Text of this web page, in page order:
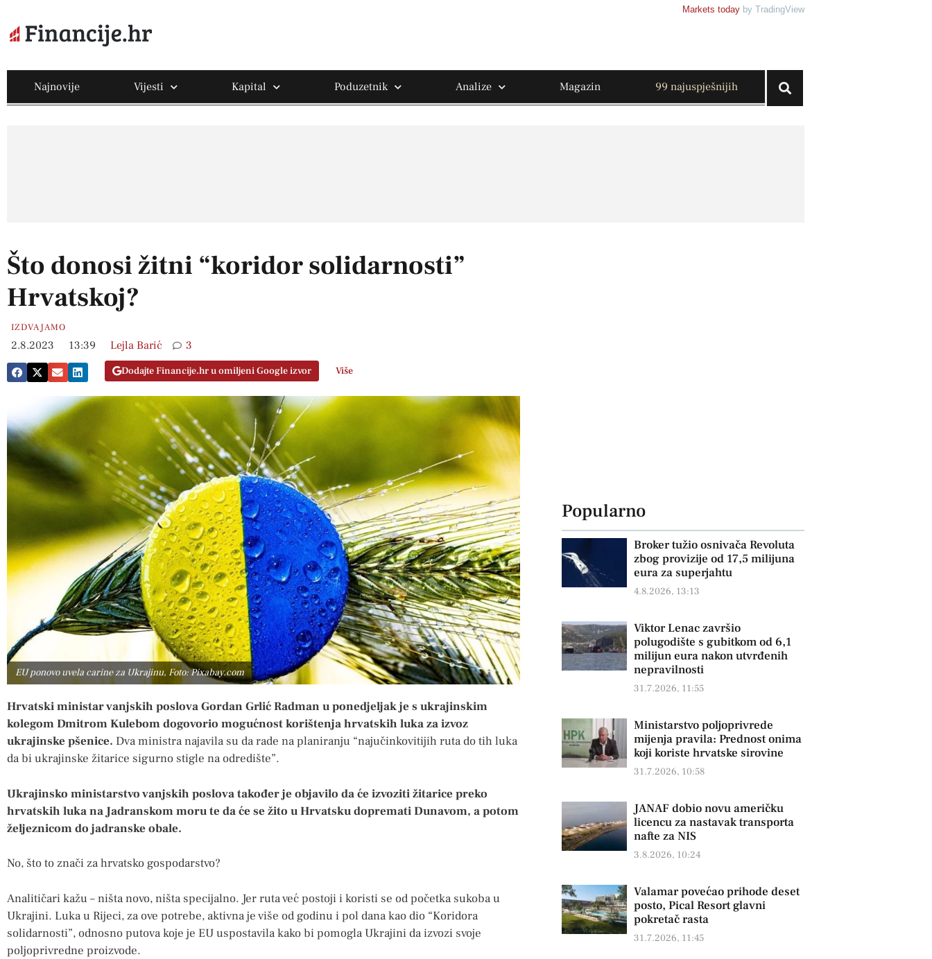
Markets today by TradingView
Najnovije Vijesti Kapital Poduzetnik Analize Magazin 99 najuspješnijih
Što donosi žitni “koridor solidarnosti”
Hrvatskoj?
IZDVAJAMO
2.8.2023 13:39 Lejla Barić 3
Dodajte Financije.hr u omiljeni Google izvor Više
EU ponovo uvela carine za Ukrajinu, Foto: Pixabay.com
Hrvatski ministar vanjskih poslova Gordan Grlić Radman u ponedjeljak je s ukrajinskim
kolegom Dmitrom Kulebom dogovorio mogućnost korištenja hrvatskih luka za izvoz
ukrajinske pšenice. Dva ministra najavila su da rade na planiranju “najučinkovitijih ruta do tih luka
da bi ukrajinske žitarice sigurno stigle na odredište”.
Ukrajinsko ministarstvo vanjskih poslova također je objavilo da će izvoziti žitarice preko
hrvatskih luka na Jadranskom moru te da će se žito u Hrvatsku dopremati Dunavom, a potom
željeznicom do jadranske obale.
No, što to znači za hrvatsko gospodarstvo?
Analitičari kažu – ništa novo, ništa specijalno. Jer ruta već postoji i koristi se od početka sukoba u
Ukrajini. Luka u Rijeci, za ove potrebe, aktivna je više od godinu i pol dana kao dio “Koridora
solidarnosti”, odnosno putova koje je EU uspostavila kako bi pomogla Ukrajini da izvozi svoje
poljoprivredne proizvode.
Popularno
Broker tužio osnivača Revoluta
zbog provizije od 17,5 milijuna
eura za superjahtu
4.8.2026, 13:13
Viktor Lenac završio
polugodište s gubitkom od 6,1
milijun eura nakon utvrđenih
nepravilnosti
31.7.2026, 11:55
Ministarstvo poljoprivrede
mijenja pravila: Prednost onima
koji koriste hrvatske sirovine
31.7.2026, 10:58
JANAF dobio novu američku
licencu za nastavak transporta
nafte za NIS
3.8.2026, 10:24
Valamar povećao prihode deset
posto, Pical Resort glavni
pokretač rasta
31.7.2026, 11:45